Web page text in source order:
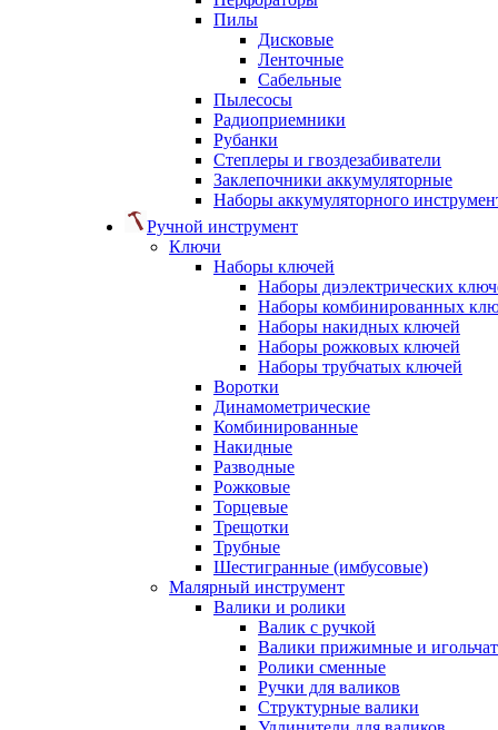
Пилы
Дисковые
Ленточные
Сабельные
Пылесосы
Радиоприемники
Рубанки
Степлеры и гвоздезабиватели
Заклепочники аккумуляторные
Наборы аккумуляторного
Ручной инструмент
Ключи
Наборы ключей
Наборы диэлектрических
Наборы комбинированных
Наборы накидных ключей
Наборы рожковых ключей
Наборы трубчатых ключей
Воротки
Динамометрические
Комбинированные
Накидные
Разводные
Рожковые
Торцевые
Трещотки
Трубные
Шестигранные (имбусовые)
Малярный инструмент
Валики и ролики
Валик с ручкой
Валики прижимные и
Ролики сменные
Ручки для валиков
Структурные валики